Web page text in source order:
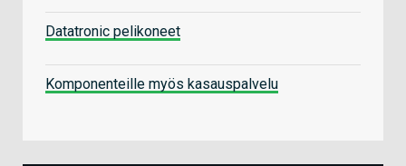
Datatronic pelikoneet
Komponenteille myös kasauspalvelu